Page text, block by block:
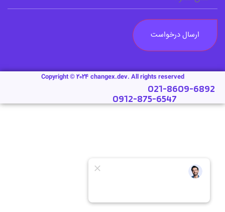
ارسال درخواست
Copyright © 2024 changex.dev. All rights reserved
021-8609-6892
0912-875-6547